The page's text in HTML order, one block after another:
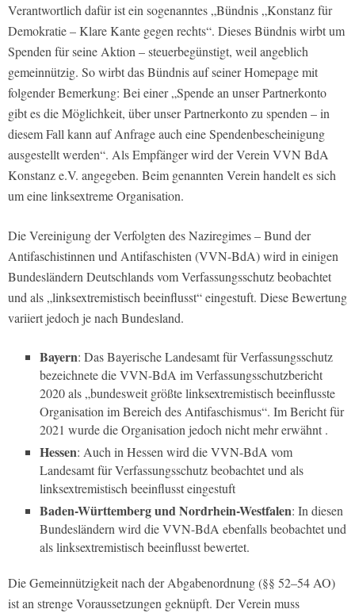
Verantwortlich dafür ist ein sogenanntes „Bündnis „Konstanz für
Demokratie – Klare Kante gegen rechts“. Dieses Bündnis wirbt um
Spenden für seine Aktion – steuerbegünstigt, weil angeblich
gemeinnützig. So wirbt das Bündnis auf seiner Homepage mit
folgender Bemerkung: Bei einer „Spende an unser Partnerkonto
gibt es die Möglichkeit, über unser Partnerkonto zu spenden – in
diesem Fall kann auf Anfrage auch eine Spendenbescheinigung
ausgestellt werden“. Als Empfänger wird der Verein VVN BdA
Konstanz e.V. angegeben. Beim genannten Verein handelt es sich
um eine linksextreme Organisation.
Die Vereinigung der Verfolgten des Naziregimes – Bund der
Antifaschistinnen und Antifaschisten (VVN-BdA) wird in einigen
Bundesländern Deutschlands vom Verfassungsschutz beobachtet
und als „linksextremistisch beeinflusst“ eingestuft. Diese Bewertung
variiert jedoch je nach Bundesland.
Bayern: Das Bayerische Landesamt für Verfassungsschutz
bezeichnete die VVN-BdA im Verfassungsschutzbericht
2020 als „bundesweit größte linksextremistisch beeinflusste
Organisation im Bereich des Antifaschismus“. Im Bericht für
2021 wurde die Organisation jedoch nicht mehr erwähnt .
Hessen: Auch in Hessen wird die VVN-BdA vom
Landesamt für Verfassungsschutz beobachtet und als
linksextremistisch beeinflusst eingestuft
Baden-Württemberg und Nordrhein-Westfalen: In diesen
Bundesländern wird die VVN-BdA ebenfalls beobachtet und
als linksextremistisch beeinflusst bewertet.
Die Gemeinnützigkeit nach der Abgabenordnung (§§ 52–54 AO)
ist an strenge Voraussetzungen geknüpft. Der Verein muss